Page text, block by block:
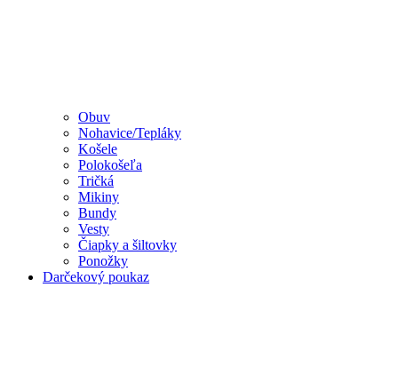
Obuv
Nohavice/Tepláky
Košele
Polokošeľa
Tričká
Mikiny
Bundy
Vesty
Čiapky a šiltovky
Ponožky
Darčekový poukaz